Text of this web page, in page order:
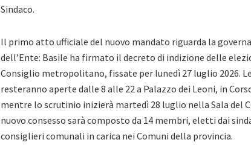
Sindaco.
Il primo atto ufficiale del nuovo mandato riguarda la
dell’Ente: Basile ha firmato il decreto di indizione delle
Consiglio metropolitano, fissate per lunedì 27 luglio 2026.
resteranno aperte dalle 8 alle 22 a Palazzo dei Leoni, in
mentre lo scrutinio inizierà martedì 28 luglio nella Sala del
nuovo consesso sarà composto da 14 membri, eletti dai
consiglieri comunali in carica nei Comuni della provincia.